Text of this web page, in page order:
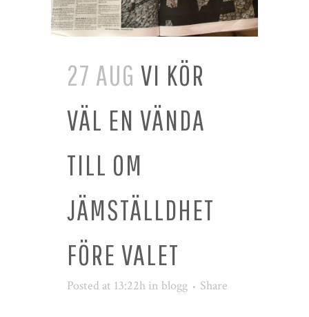
27 AUG VI KÖR
VÄL EN VÄNDA
TILL OM
JÄMSTÄLLDHET
FÖRE VALET
Posted at 13:22h in blogg Share